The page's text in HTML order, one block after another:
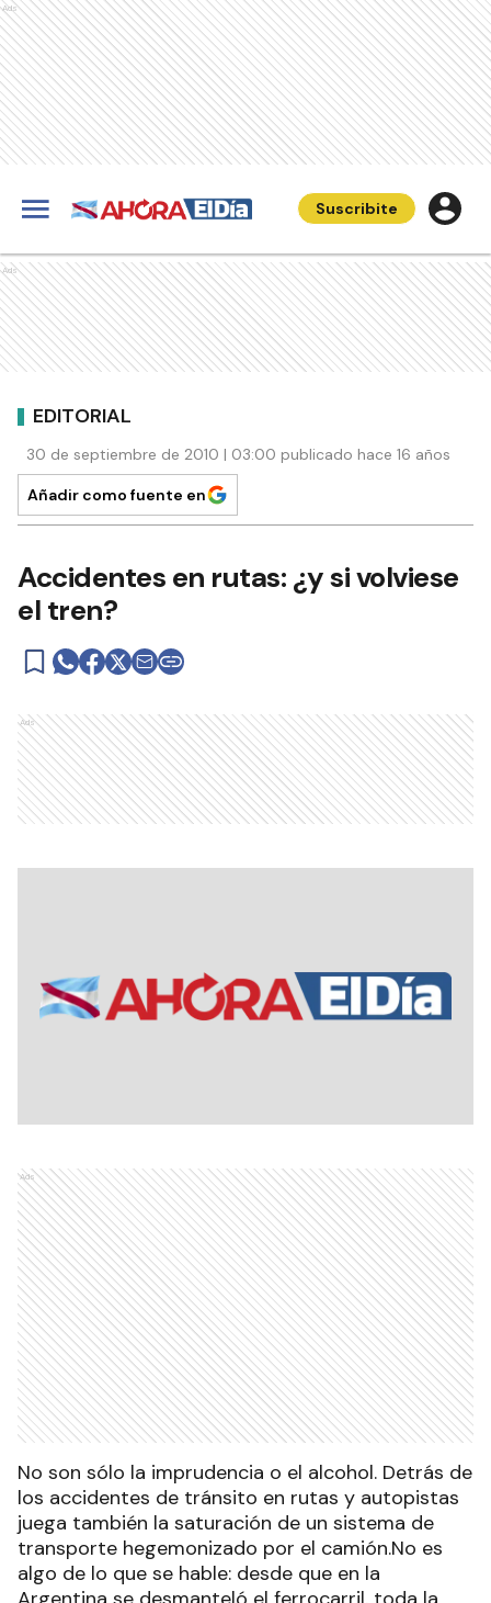
Ads
Suscribite
Ads
EDITORIAL
30 de septiembre de 2010 | 03:00 publicado hace 16 años
Añadir como fuente en
Accidentes en rutas: ¿y si volviese
el tren?
Ads
Ads
No son sólo la imprudencia o el alcohol. Detrás de
los accidentes de tránsito en rutas y autopistas
juega también la saturación de un sistema de
transporte hegemonizado por el camión.No es
algo de lo que se hable: desde que en la